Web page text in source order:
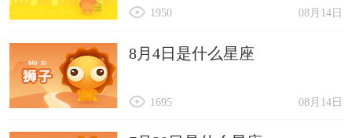
08月14日
1950
8月4日是什么星座
08月14日
1695